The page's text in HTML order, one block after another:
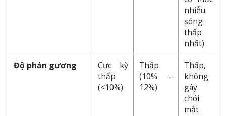
nhiễu
sóng
thấp
nhất)
Độ phản gương
Cực kỳ
thấp
(<10%)
Thấp
(10% –
12%)
Thấp,
không
gây
chói
mắt